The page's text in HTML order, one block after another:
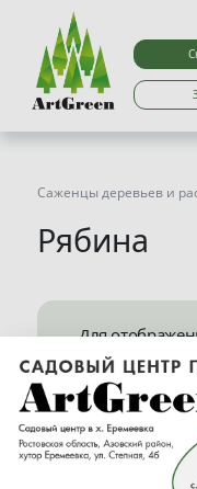
Саженцы деревьев и
Рябина
Для
сайте
М